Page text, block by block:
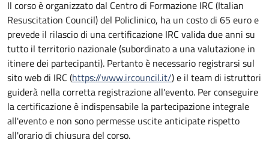
Il corso è organizzato dal Centro di Formazione IRC (Italian
Resuscitation Council) del Policlinico, ha un costo di 65 euro e
prevede il rilascio di una certificazione IRC valida due anni su
tutto il territorio nazionale (subordinato a una valutazione in
itinere dei partecipanti). Pertanto è necessario registrarsi sul
sito web di IRC (https://www.ircouncil.it/) e il team di istruttori
guiderà nella corretta registrazione all'evento. Per conseguire
la certificazione è indispensabile la partecipazione integrale
all'evento e non sono permesse uscite anticipate rispetto
all'orario di chiusura del corso.